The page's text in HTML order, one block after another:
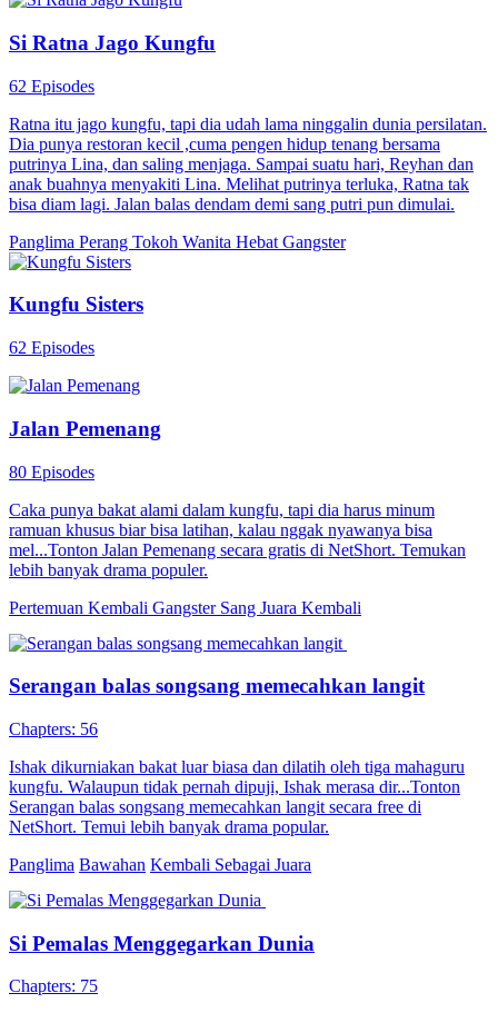
Si Ratna Jago Kungfu
62 Episodes
Ratna itu jago kungfu, tapi dia udah lama ninggalin dunia persilatan.
Dia punya restoran kecil ,cuma pengen hidup tenang bersama
putrinya Lina, dan saling menjaga. Sampai suatu hari, Reyhan dan
anak buahnya menyakiti Lina. Melihat putrinya terluka, Ratna tak
bisa diam lagi. Jalan balas dendam demi sang putri pun dimulai.
Panglima Perang Tokoh Wanita Hebat Gangster
Kungfu Sisters
62 Episodes
Jalan Pemenang
80 Episodes
Caka punya bakat alami dalam kungfu, tapi dia harus minum
ramuan khusus biar bisa latihan, kalau nggak nyawanya bisa
mel...Tonton Jalan Pemenang secara gratis di NetShort. Temukan
lebih banyak drama populer.
Pertemuan Kembali Gangster Sang Juara Kembali
Serangan balas songsang memecahkan langit
Chapters: 56
Ishak dikurniakan bakat luar biasa dan dilatih oleh tiga mahaguru
kungfu. Walaupun tidak pernah dipuji, Ishak merasa dir...Tonton
Serangan balas songsang memecahkan langit secara free di
NetShort. Temui lebih banyak drama popular.
Panglima Bawahan Kembali Sebagai Juara
Si Pemalas Menggegarkan Dunia
Chapters: 75